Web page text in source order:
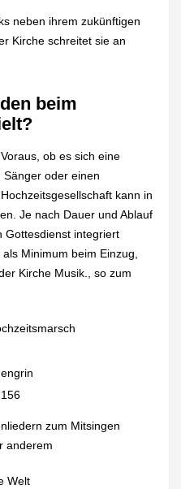
neben ihrem zukünftigen
Kirche schreitet sie an
beim
ob es sich eine
Sänger oder einen
kann in
Je nach Dauer und Ablauf
Gottesdienst integriert
Minimum beim Einzug,
Kirche Musik., so zum
zum Mitsingen
anderem
Welt